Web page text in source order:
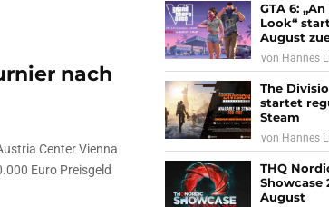
nach
Center Vienna
Euro Preisgeld
GTA 6:
Look“
August
von Hannes
The
startet
Steam
von Hannes
THQ
Showcase
August